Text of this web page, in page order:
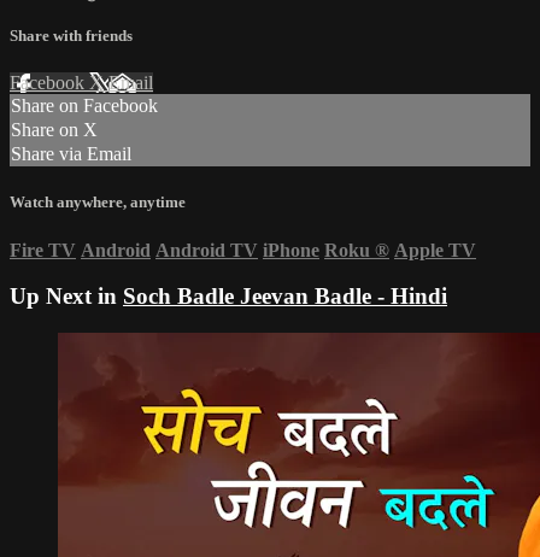
Share with friends
Facebook XEmail
Share on Facebook
Share on X
Share via Email
Watch anywhere, anytime
Fire TV Android Android TV iPhone Roku ® Apple TV
Up Next in Soch Badle Jeevan Badle - Hindi